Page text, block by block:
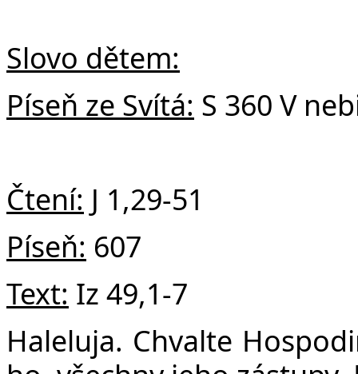
Slovo dětem:
Píseň ze Svítá: S 360 V
Čtení: J 1,29-51
Píseň: 607
Text: Iz 49,1-7
Haleluja. Chvalte